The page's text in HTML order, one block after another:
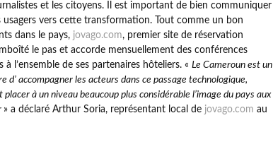
et les citoyens. Il est important de bien communiquer
usagers vers cette transformation. Tout comme un bon
dans le pays, jovago.com, premier site de réservation
le pas et accorde mensuellement des conférences
l’ensemble de ses partenaires hôteliers. « Le Cameroun est un
accompagner les acteurs dans ce passage technologique,
à un niveau beaucoup plus considérable l’image du pays aux
» a déclaré Arthur Soria, représentant local de jovago.com au